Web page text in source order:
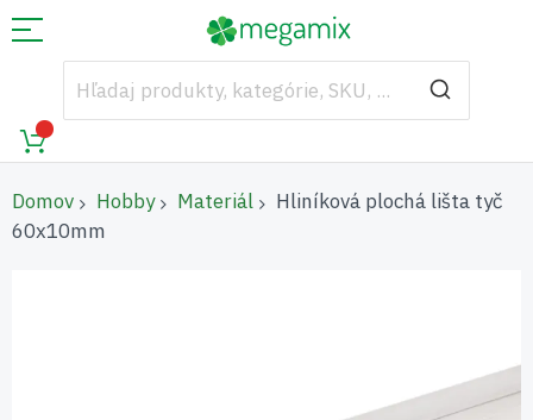
Domov Hobby Materiál
Hliníková plochá lišta tyč
60x10mm